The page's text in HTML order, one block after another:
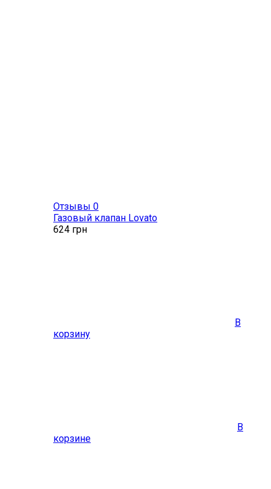
Отзывы 0
Газовый клапан Lovato
624 грн
В
корзину
В
корзине